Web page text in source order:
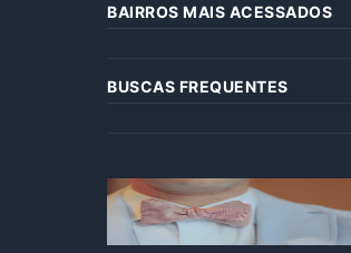
BAIRROS MAIS ACESSADOS
BUSCAS FREQUENTES